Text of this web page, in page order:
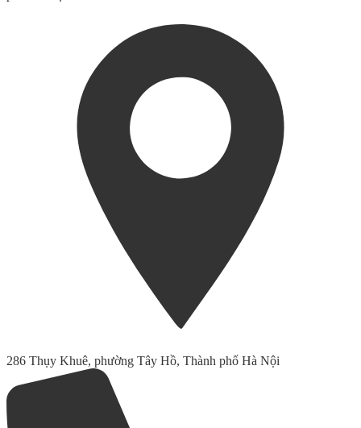
286 Thụy Khuê, phường Tây Hồ, Thành phố Hà Nội